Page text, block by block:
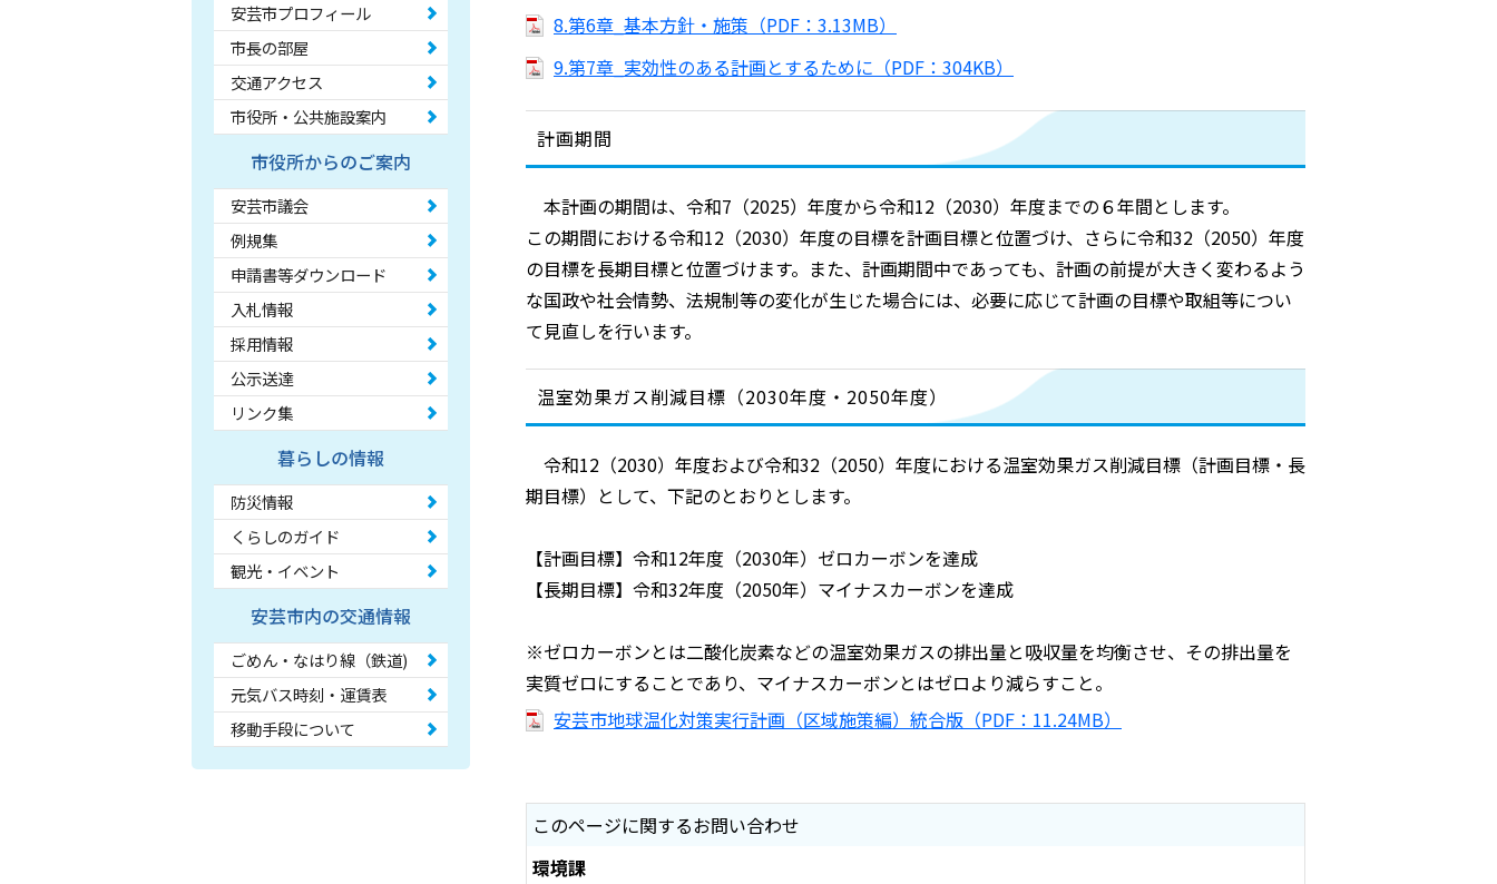
8.第6章_基本方針・施策（PDF：3.13MB）
9.第7章_実効性のある計画とするために（PDF：304KB）
計画期間
本計画の期間は、令和7（2025）年度から令和12（2030）年度までの６年間とします。
この期間における令和12（2030）年度の目標を計画目標と位置づけ、さらに令和32（2050）年度
の目標を長期目標と位置づけます。また、計画期間中であっても、計画の前提が大きく変わるよう
な国政や社会情勢、法規制等の変化が生じた場合には、必要に応じて計画の目標や取組等につい
て見直しを行います。
温室効果ガス削減目標（2030年度・2050年度）
令和12（2030）年度および令和32（2050）年度における温室効果ガス削減目標（計画目標・長
期目標）として、下記のとおりとします。
【計画目標】令和12年度（2030年）ゼロカーボンを達成
【長期目標】令和32年度（2050年）マイナスカーボンを達成
※ゼロカーボンとは二酸化炭素などの温室効果ガスの排出量と吸収量を均衡させ、その排出量を
実質ゼロにすることであり、マイナスカーボンとはゼロより減らすこと。
安芸市地球温化対策実行計画（区域施策編）統合版（PDF：11.24MB）
このページに関するお問い合わせ
環境課
安芸市プロフィール
市長の部屋
交通アクセス
市役所・公共施設案内
市役所からのご案内
安芸市議会
例規集
申請書等ダウンロード
入札情報
採用情報
公示送達
リンク集
暮らしの情報
防災情報
くらしのガイド
観光・イベント
安芸市内の交通情報
ごめん・なはり線（鉄道)
元気バス時刻・運賃表
移動手段について